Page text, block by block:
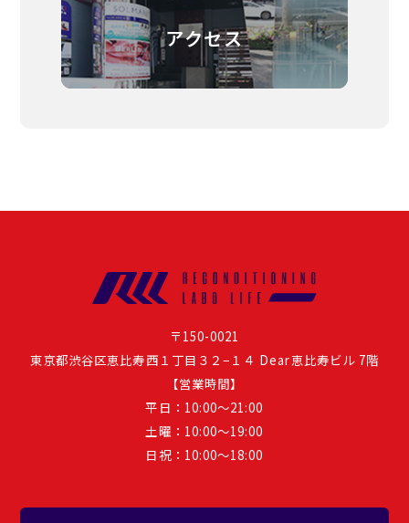
アクセス
〒150-0021
東京都渋谷区恵比寿西１丁目３２−１４ Dear恵比寿ビル 7階
【営業時間】
平日：10:00～21:00
土曜：10:00〜19:00
日祝：10:00〜18:00